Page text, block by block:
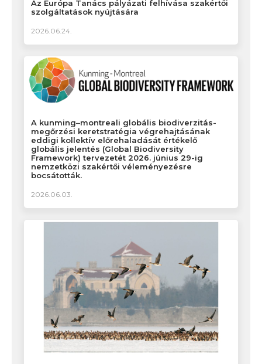
Az Európa Tanács pályázati felhívása szakértői
szolgáltatások nyújtására
2026.06.24.
A kunming–montreali globális biodiverzitás-
megőrzési keretstratégia végrehajtásának
eddigi kollektív előrehaladását értékelő
globális jelentés (Global Biodiversity
Framework) tervezetét 2026. június 29-ig
nemzetközi szakértői véleményezésre
bocsátották.
2026.06.03.